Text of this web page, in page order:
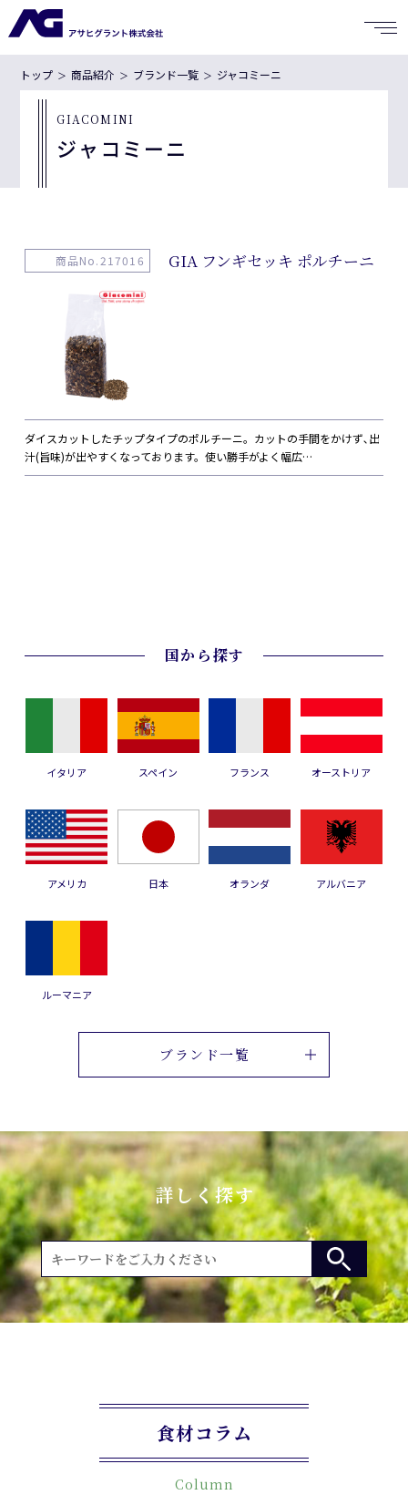
トップ 商品紹介 ブランド一覧 ジャコミーニ
GIACOMINI
ジャコミーニ
商品No.217016 GIA フンギセッキ ポルチーニ
ダイスカットしたチップタイプのポルチーニ。カットの手間をかけず､出
汁(旨味)が出やすくなっております。使い勝手がよく幅広…
国から探す
イタリア スペイン フランス オーストリア
アメリカ 日本 オランダ アルバニア
ルーマニア
ブランド一覧
詳しく探す
食材コラム
Column